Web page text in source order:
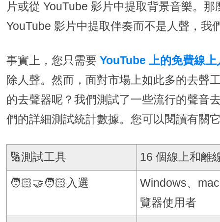
片或從 YouTube 影片中提取背景音樂。
YouTube 影片中提取伴奏而不是人聲，我
事實上，您只需要YouTube 上的免費線
除人聲。然而，面對市場上如此多的去聲
的去聲器呢？我們測試了一些流行的聲音
們的詳細測試統計數據。您可以閱讀有關
🔢測試工具 16 個線上和離
🧑🏻‍🤝‍🧑🏻入選
Windows、
覽器使用者